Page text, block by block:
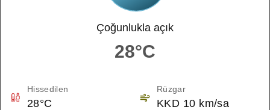
Çoğunlukla açık
28°C
Hissedilen
28°C
Rüzgar
KKD 10 km/sa